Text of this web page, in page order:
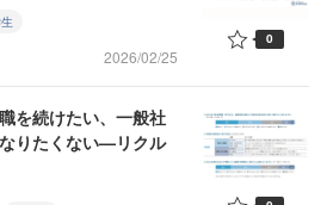
2026/02/25
0
を続けたい、一般社
りたくない—リクル